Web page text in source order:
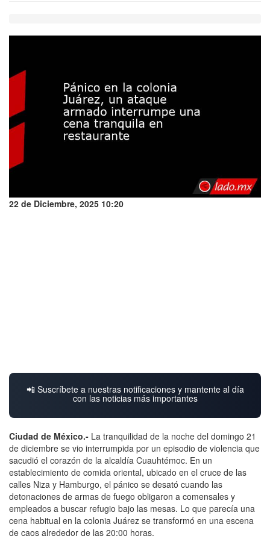
22 de Diciembre, 2025 10:20
📲 Suscríbete a nuestras notificaciones y mantente al día
con las noticias más importantes
Ciudad de México.- La tranquilidad de la noche del domingo 21
de diciembre se vio interrumpida por un episodio de violencia que
sacudió el corazón de la alcaldía Cuauhtémoc. En un
establecimiento de comida oriental, ubicado en el cruce de las
calles Niza y Hamburgo, el pánico se desató cuando las
detonaciones de armas de fuego obligaron a comensales y
empleados a buscar refugio bajo las mesas. Lo que parecía una
cena habitual en la colonia Juárez se transformó en una escena
de caos alrededor de las 20:00 horas.